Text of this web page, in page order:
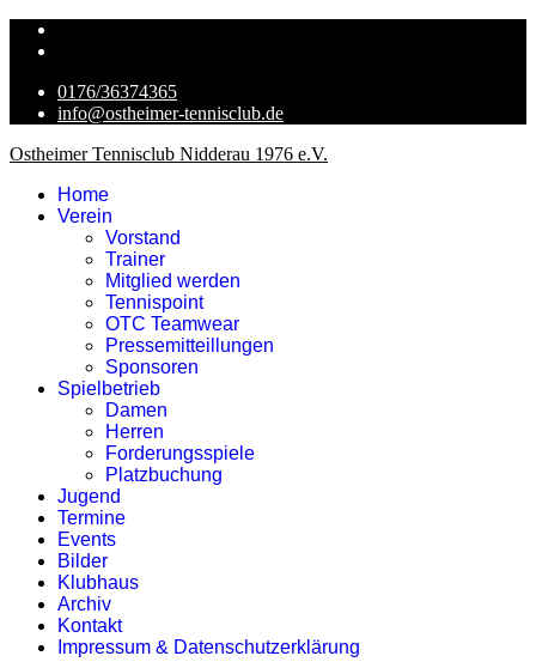
0176/36374365
info@ostheimer-tennisclub.de
Ostheimer Tennisclub Nidderau 1976 e.V.
Home
Verein
Vorstand
Trainer
Mitglied werden
Tennispoint
OTC Teamwear
Pressemitteillungen
Sponsoren
Spielbetrieb
Damen
Herren
Forderungsspiele
Platzbuchung
Jugend
Termine
Events
Bilder
Klubhaus
Archiv
Kontakt
Impressum & Datenschutzerklärung